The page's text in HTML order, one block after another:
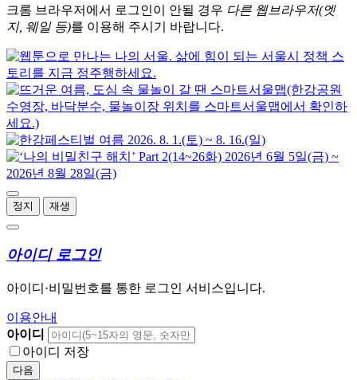
크롬 브라우저에서 로그인이 안될 경우 다른 웹브라우저(엣
지, 웨일 등)를 이용해 주시기 바랍니다.
정지 재생
아이디 로그인
아이디·비밀번호를 통한 로그인 서비스입니다.
이용안내
아이디
아이디 저장
다음